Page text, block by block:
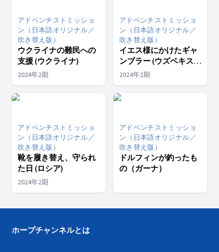
アドベンチストミッショ
ン（日本語オリジナル／
吹き替え版）
ウクライナの難民への
支援 (ウクライナ)
2024年2期
アドベンチストミッショ
ン（日本語オリジナル／
吹き替え版）
イエス様にかけたギャ
ンブラー (ウズベキスタ
ン)
2024年2期
アドベンチストミッショ
ン（日本語オリジナル／
吹き替え版）
靴を履き替え、守られ
た日 (ロシア)
2024年2期
アドベンチストミッショ
ン（日本語オリジナル／
吹き替え版）
ドルフィンが釣ったも
の（ガーナ）
ホープチャンネルとは